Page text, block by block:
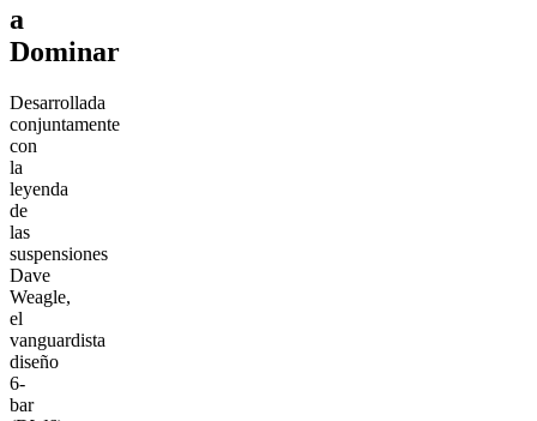
a
Dominar
Desarrollada
conjuntamente
con
la
leyenda
de
las
suspensiones
Dave
Weagle,
el
vanguardista
diseño
6-
bar